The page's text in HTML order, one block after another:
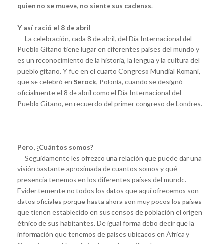
quien no se mueve, no siente sus cadenas.
Y así nació el 8 de abril
La celebración, cada 8 de abril, del Día Internacional del
Pueblo Gitano tiene lugar en diferentes países del mundo y
es un reconocimiento de la historia, la lengua y la cultura del
pueblo gitano. Y fue en el cuarto Congreso Mundial Romaní,
que se celebró en Serock, Polonia, cuando se designó
oficialmente el 8 de abril como el Día Internacional del
Pueblo Gitano, en recuerdo del primer congreso de Londres.
Pero, ¿Cuántos somos?
Seguidamente les ofrezco una relación que puede dar una
visión bastante aproximada de cuantos somos y qué
presencia tenemos en los diferentes países del mundo.
Evidentemente no todos los datos que aquí ofrecemos son
datos oficiales porque hasta ahora son muy pocos los países
que tienen establecido en sus censos de población el origen
étnico de sus habitantes. De igual forma debo decir que la
información que tenemos de países ubicados en África y